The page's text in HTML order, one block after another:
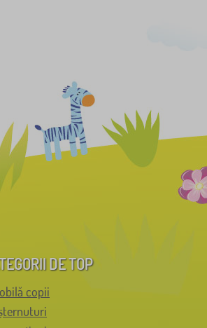
DE TOP
copii